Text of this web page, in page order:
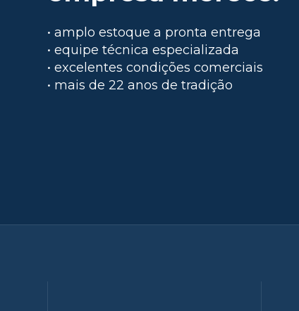
• amplo estoque a pronta entrega
• equipe técnica especializada
• excelentes condições comerciais
• mais de 22 anos de tradição